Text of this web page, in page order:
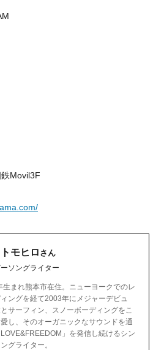
Movil3F
モヒロさん
ソングライター
生まれ熊本市在住。ニューヨークでのレ
ングを経て2003年にメジャーデビュ
サーフィン、スノーボーディングをこ
し、そのオーガニックなサウンドを通
」を発信し続けるシン
グライター。